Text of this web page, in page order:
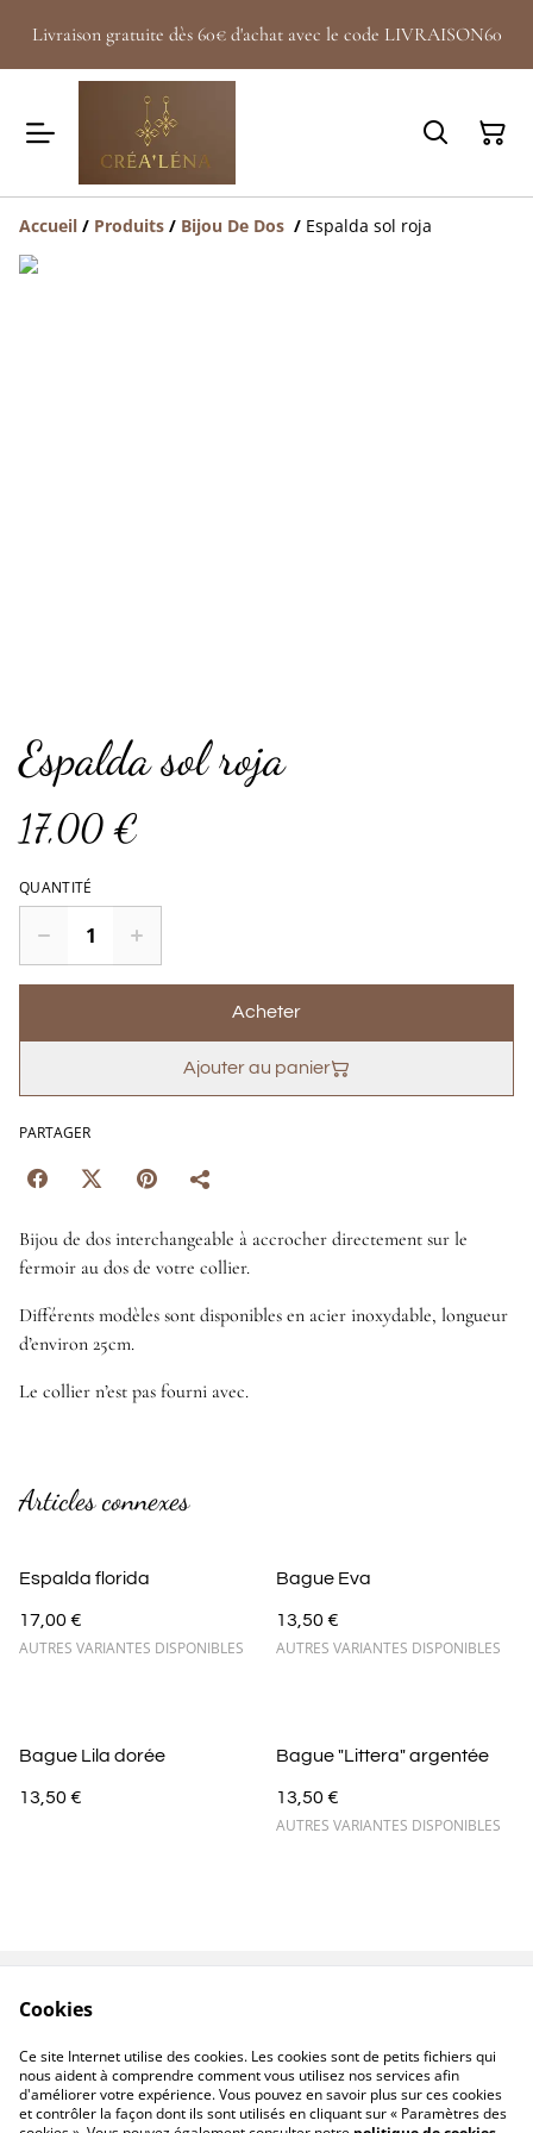
Livraison gratuite dès 60€ d'achat avec le code LIVRAISON60
Accueil / Produits / Bijou De Dos / Espalda sol roja
Espalda sol roja
17,00 €
QUANTITÉ
Acheter
Ajouter au panier
PARTAGER
Bijou de dos interchangeable à accrocher directement sur le
fermoir au dos de votre collier.
Différents modèles sont disponibles en acier inoxydable, longueur
d’environ 25cm.
Le collier n’est pas fourni avec.
Articles connexes
Espalda florida
17,00 €
AUTRES VARIANTES DISPONIBLES
Bague Eva
13,50 €
AUTRES VARIANTES DISPONIBLES
Bague Lila dorée
13,50 €
Bague "Littera" argentée
13,50 €
AUTRES VARIANTES DISPONIBLES
confidentialité
Cookies
Ce site Internet utilise des cookies. Les cookies sont de petits fichiers qui
nous aident à comprendre comment vous utilisez nos services afin
d'améliorer votre expérience. Vous pouvez en savoir plus sur ces cookies
et contrôler la façon dont ils sont utilisés en cliquant sur « Paramètres des